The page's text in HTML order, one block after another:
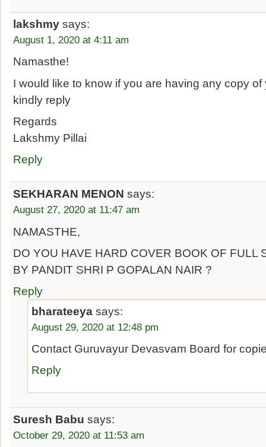
lakshmy says:
August 1, 2020 at 4:11 am
Namasthe!
I would like to know if you are having any copy
kindly reply
Regards
Lakshmy Pillai
Reply
SEKHARAN MENON says:
August 27, 2020 at 11:47 am
NAMASTHE,
DO YOU HAVE HARD COVER BOOK OF FULL
BY PANDIT SHRI P GOPALAN NAIR ?
Reply
bharateeya says:
August 29, 2020 at 12:48 pm
Contact Guruvayur Devasvam Board for
Reply
Suresh Babu says:
October 29, 2020 at 11:53 am